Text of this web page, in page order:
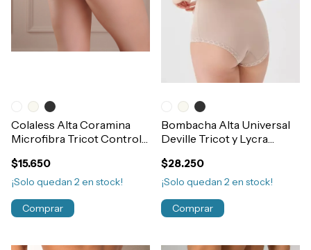
Colaless Alta Coramina
Microfibra Tricot Control
$15.650
¡Solo quedan 2en stock!
Comprar
Bombacha Alta Universal
Deville Tricot y Lycra
Parto Art.944
$28.250
¡Solo quedan 2en stock!
Comprar